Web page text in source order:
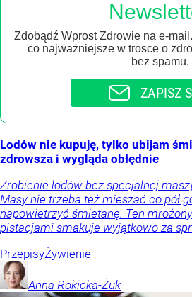
Zdobądź Wprost Zdrowie na e-
co najważniejsze w trosce o
bez spamu.
ZAPISZ
Lodów nie kupuję, tylko ubijam
zdrowsza i wygląda obłędnie
Zrobienie lodów bez specjalnej
Masy nie trzeba też mieszać co pół
napowietrzyć śmietanę. Ten
pistacjami smakuje wyjątkowo za
PrzepisyŻywienie
Anna Rokicka-Żuk